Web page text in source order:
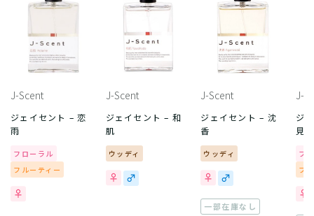
J-Scent
ジェイセント – 恋
雨
フローラル
フルーティー
J-Scent
ジェイセント – 和
肌
ウッディ
J-Scent
ジェイセント – 沈
香
ウッディ
一部在庫なし
J-
ジ
見酒
フ
フ